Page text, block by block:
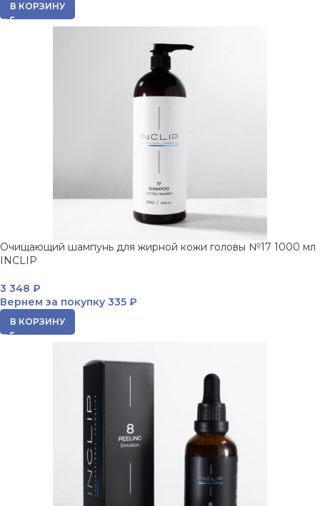
В КОРЗИНУ
Очищающий шампунь для жирной кожи головы №17 1000 мл
INCLIP
3 348 ₽
Вернем за покупку 335 ₽
В КОРЗИНУ